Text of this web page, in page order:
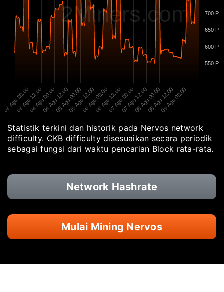
2Miners.com
03 Agu 00.00
03 Agu 12.0004 Agu 00.0004 Agu 12.0005 Agu 00.0005 Agu 12.0006 Agu 00.0006 Agu 12.0007 Agu 00.0007 Agu 12.0008 Agu 00.0008 Agu 12.00
09 Agu 00.00
550 P
600 P
650 P
700 P
Statistik terkini dan historik pada Nervos network
difficulty. CKB difficulty disesuaikan secara periodik
sebagai fungsi dari waktu pencarian Block rata-rata.
Network Hashrate
Mulai Mining Nervos